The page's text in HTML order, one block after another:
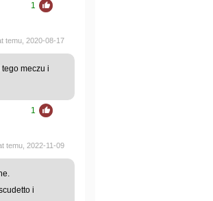
1
temu, 2020-08-17
meczu i
1
temu, 2022-11-09
i